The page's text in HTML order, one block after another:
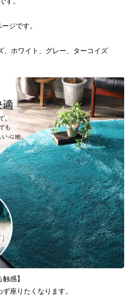
ジです。
、ホワイト、グレー、ターコイズ
感】
座りたくなります。